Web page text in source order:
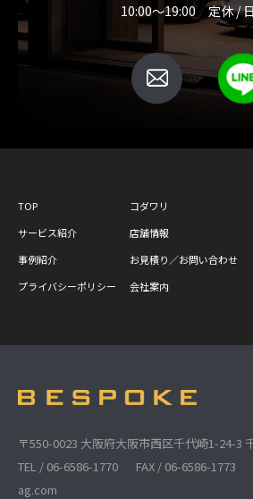
10:00～19:00 定休 /
TOP
コダワリ
サービス紹介
店舗情報
事例紹介
お見積り／お問い合わせ
プライバシーポリシー
会社案内
〒550-0023 大阪府大阪市西区千代崎1-24-3
TEL / 06-6586-1770
FAX / 06-6586-1773
ag.com